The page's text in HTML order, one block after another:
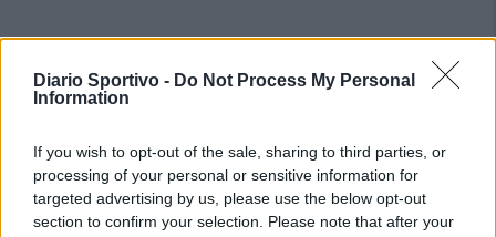
Diario Sportivo - Do Not Process My Personal
Information
If you wish to opt-out of the sale, sharing to third parties, or
processing of your personal or sensitive information for
targeted advertising by us, please use the below opt-out
section to confirm your selection. Please note that after your
PIÙ LETTI OGGI
Anche il Fasano out e le ammissioni salgono
a sei, l'Ilva è la prima società tra le non
ripescate
5 Ago 2026